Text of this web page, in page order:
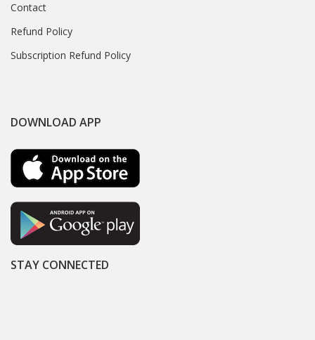
Contact
Refund Policy
Subscription Refund Policy
DOWNLOAD APP
STAY CONNECTED